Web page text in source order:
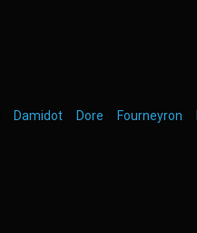
Damidot Dore Fourneyron